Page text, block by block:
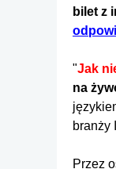
bilet z
"Jak
na
branży
Przez